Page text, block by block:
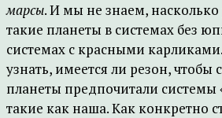
марсы. И мы не знаем,
такие планеты в системах без
системах с красными
узнать, имеется ли резон,
планеты предпочитали системы
такие как наша. Как конкретно